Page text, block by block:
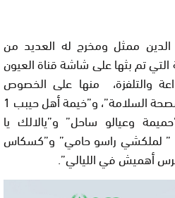
ممثل ومخرج له العديد من
التي تم بثها على شاشة قناة العيون
والتلفزة، منها على الخصوص
مسلسل “خلعنا” وسيتكوم “مصحة السلامة”، و”خيمة أهل حيبب 1
وعيالو ساحل” و”يالالك يا
” لملكشي راسو حامي” و”كسكاس
أهميش في الليالي”.